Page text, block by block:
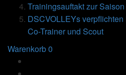
Trainingsauftakt zur
DSCVOLLEYs
Co-Trainer und Scout
Warenkorb0